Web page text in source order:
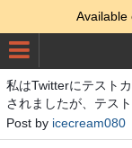
Available
私はTwitterにテスト
されましたが、テス
Post by icecream080